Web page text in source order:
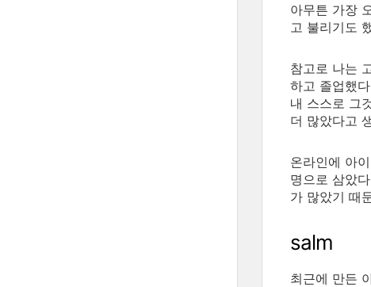
아무튼 가장
고 불리기도
참고로 나는
하고 졸업했
내 스스로 그
더 많았다고
온라인에 아
명으로 삼았
가 많았기 때
salm
최근에 만든